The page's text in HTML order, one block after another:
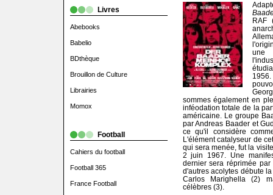
Livres
Abebooks
Babelio
BDthèque
Brouillon de Culture
Librairies
Momox
Football
Cahiers du football
Football 365
France Football
RAF
une
sommes également en
inféodation totale de la
américaine. Le groupe
par Andreas Baader et
ce qu'il considère
L'élément catalyseur de
qui sera menée, fut la
2 juin 1967. Une
dernier sera réprimée
d'autres acolytes débute
Carlos Marighella (2)
célèbres (3).